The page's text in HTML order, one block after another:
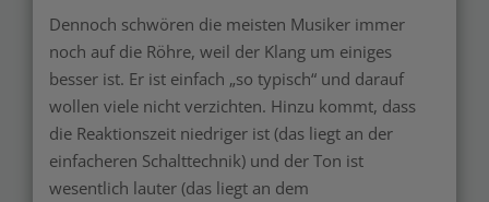
Dennoch schwören die meisten Musiker immer
noch auf die Röhre, weil der Klang um einiges
besser ist. Er ist einfach „so typisch“ und darauf
wollen viele nicht verzichten. Hinzu kommt, dass
die Reaktionszeit niedriger ist (das liegt an der
einfacheren Schalttechnik) und der Ton ist
wesentlich lauter (das liegt an dem